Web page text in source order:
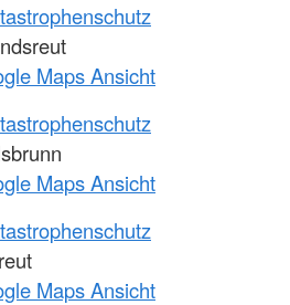
Maps Ansicht
Maps Ansicht
Maps Ansicht